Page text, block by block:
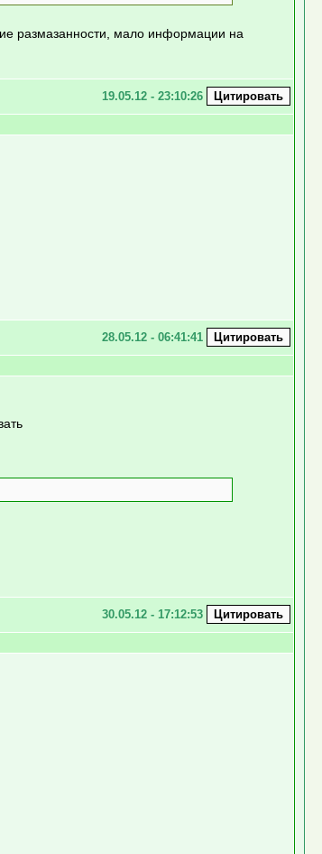
размазанности, мало информации на
19.05.12 - 23:10:26
28.05.12 - 06:41:41
30.05.12 - 17:12:53